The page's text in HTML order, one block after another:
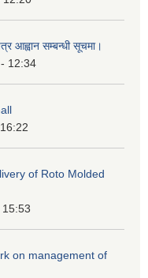
आह्वान सम्बन्धी सूचमा।
12:34
of Roto Molded
on management of